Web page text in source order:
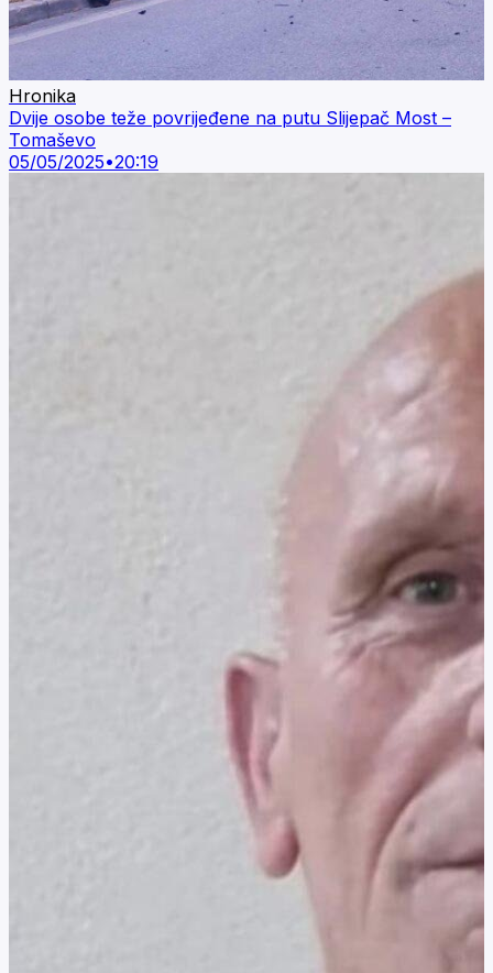
Hronika
Dvije osobe teže povrijeđene na putu Slijepač Most –
Tomaševo
05/05/2025•20:19